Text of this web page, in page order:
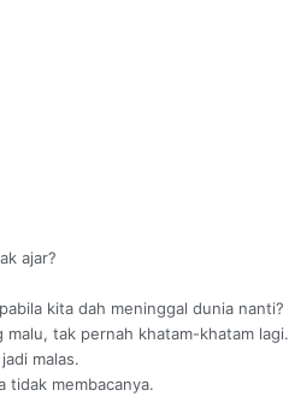
ajar?
kita dah meninggal dunia nanti?
tak pernah khatam-khatam lagi.
malas.
tidak membacanya.